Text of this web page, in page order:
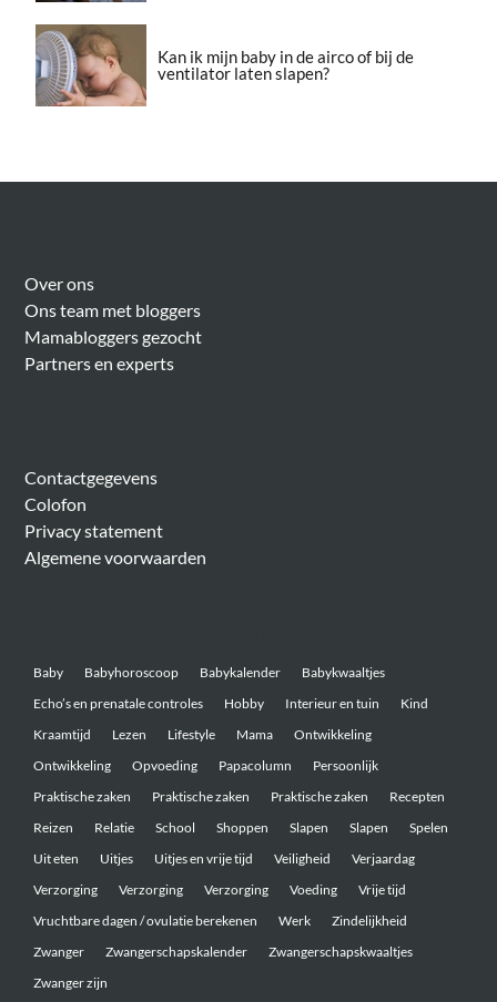
Kan ik mijn baby in de airco of bij de
ventilator laten slapen?
Over ons
Ons team met bloggers
Mamabloggers gezocht
Partners en experts
Contactgegevens
Colofon
Privacy statement
Algemene voorwaarden
Baby Babyhoroscoop Babykalender
Babykwaaltjes
Echo’s en prenatale controles
Hobby Interieur en tuin
Kind
Kraamtijd
Lezen Lifestyle Mama
Ontwikkeling
Ontwikkeling
Opvoeding Papacolumn
Persoonlijk
Praktische zaken
Praktische zaken Praktische zaken
Recepten
Reizen
Relatie School Shoppen Slapen Slapen
Spelen
Uit eten
Uitjes Uitjes en vrije tijd Veiligheid
Verjaardag
Verzorging
Verzorging Verzorging Voeding
Vrije tijd
Vruchtbare dagen / ovulatie berekenen
Werk
Zindelijkheid
Zwanger
Zwangerschapskalender
Zwangerschapskwaaltjes
Zwanger zijn